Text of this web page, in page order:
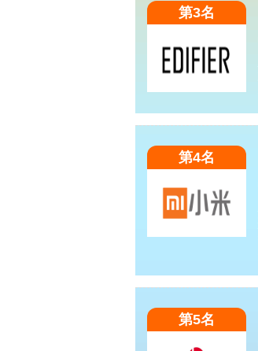
第3名
第4名
第5名